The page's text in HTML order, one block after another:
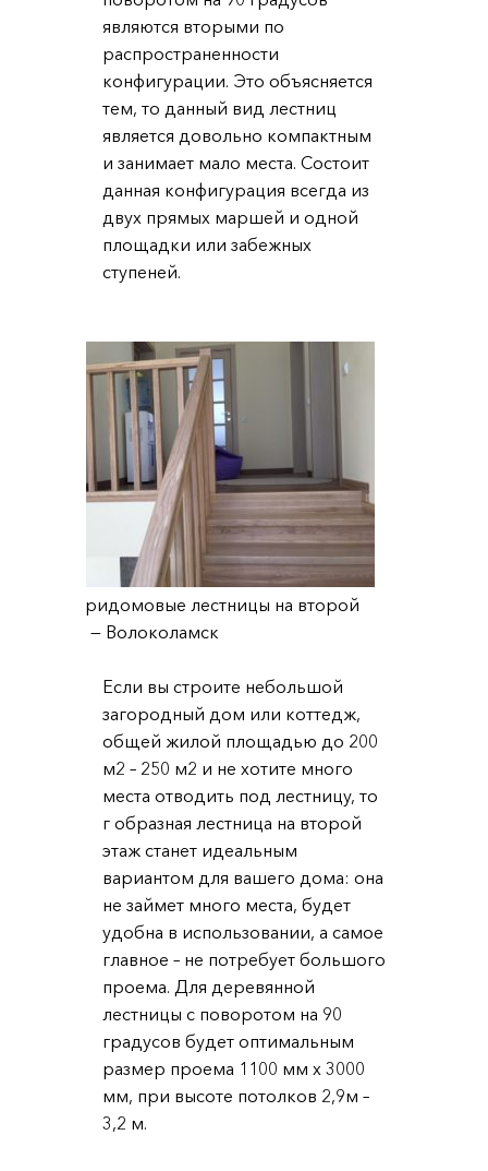
являются вторыми по
распространенности
конфигурации. Это объясняется
тем, то данный вид лестниц
является довольно компактным
и занимает мало места. Состоит
данная конфигурация всегда из
двух прямых маршей и одной
площадки или забежных
ступеней.
Внутридомовые лестницы на второй
этаж — Волоколамск
Если вы строите небольшой
загородный дом или коттедж,
общей жилой площадью до 200
м2 – 250 м2 и не хотите много
места отводить под лестницу, то
г образная лестница на второй
этаж станет идеальным
вариантом для вашего дома: она
не займет много места, будет
удобна в использовании, а самое
главное – не потребует большого
проема. Для деревянной
лестницы с поворотом на 90
градусов будет оптимальным
размер проема 1100 мм х 3000
мм, при высоте потолков 2,9м –
3,2 м.